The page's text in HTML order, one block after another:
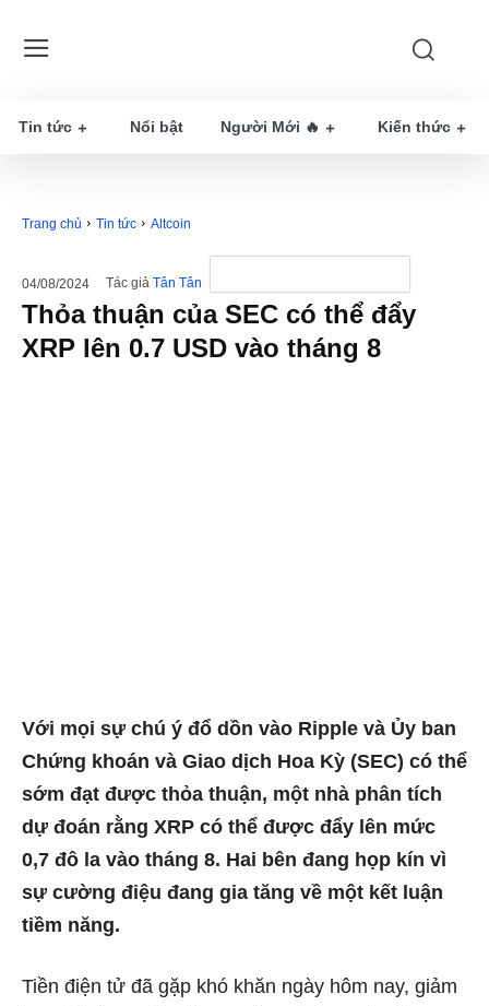
Tin tức Nổi bật Người Mới 🔥 Kiến thức
Trang chủ Tin tức Altcoin
04/08/2024 Tác giả Tân Tân
Thỏa thuận của SEC có thể đẩy
XRP lên 0.7 USD vào tháng 8
Với mọi sự chú ý đổ dồn vào Ripple và Ủy ban
Chứng khoán và Giao dịch Hoa Kỳ (SEC) có thể
sớm đạt được thỏa thuận, một nhà phân tích
dự đoán rằng XRP có thể được đẩy lên mức
0,7 đô la vào tháng 8. Hai bên đang họp kín vì
sự cường điệu đang gia tăng về một kết luận
tiềm năng.
Tiền điện tử đã gặp khó khăn ngày hôm nay, giảm